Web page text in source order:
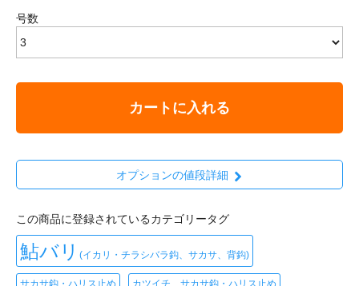
号数
カートに入れる
オプションの値段詳細
この商品に登録されているカテゴリータグ
鮎バリ (イカリ・チラシバラ鈎、サカサ、背鈎)